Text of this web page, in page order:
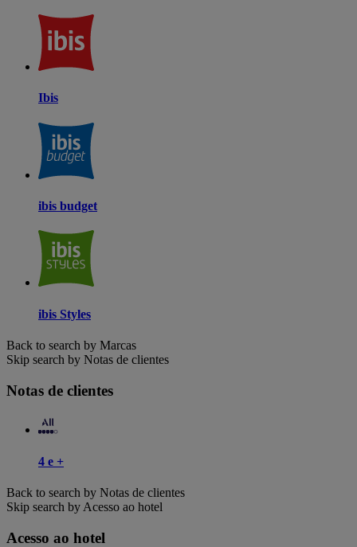
Ibis
ibis budget
ibis Styles
Back to search by Marcas
Skip search by Notas de clientes
Notas de clientes
4 e +
Back to search by Notas de clientes
Skip search by Acesso ao hotel
Acesso ao hotel